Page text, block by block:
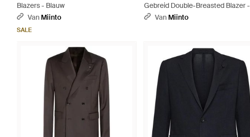
Blazers - Blauw
Van Miinto
SALE
Gebreid Double-Breasted Blazer -
Zwart
Van Miinto